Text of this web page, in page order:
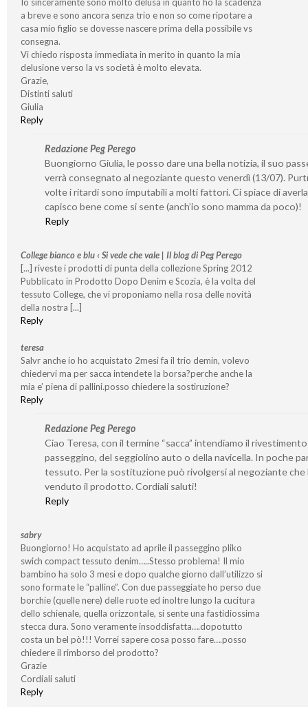
a breve e sono ancora senza trio e non so come ripotare a
casa mio figlio se dovesse nascere prima della possibile vs
consegna.
Vi chiedo risposta immediata in merito in quanto la mia
delusione verso la vs società è molto elevata.
Grazie,
Distinti saluti
Giulia
Reply
Redazione Peg Perego
Buongiorno Giulia, le posso dare una bella notizia, il suo
verrà consegnato al negoziante questo venerdì (13/07).
volte i ritardi sono imputabili a molti fattori. Ci spiace di
capisco bene come si sente (anch’io sono mamma da poco)!
Reply
College bianco e blu ‹ Si vede che vale | Il blog di Peg Perego
[...] riveste i prodotti di punta della collezione Spring 2012
Pubblicato in Prodotto Dopo Denim e Scozia, è la volta del
tessuto College, che vi proponiamo nella rosa delle novità
della nostra [...]
Reply
teresa
Salvr anche io ho acquistato 2mesi fa il trio demin, volevo
chiedervi ma per sacca intendete la borsa?perche anche la
mia e’ piena di pallini.posso chiedere la sostiruzione?
Reply
Redazione Peg Perego
Ciao Teresa, con il termine “sacca” intendiamo il
passeggino, del seggiolino auto o della navicella. In poche
tessuto. Per la sostituzione può rivolgersi al negoziante che
venduto il prodotto. Cordiali saluti!
Reply
sabry
Buongiorno! Ho acquistato ad aprile il passeggino pliko
swich compact tessuto denim…..Stesso problema! Il mio
bambino ha solo 3 mesi e dopo qualche giorno dall’utilizzo si
sono formate le “palline”. Con due passeggiate ho perso due
borchie (quelle nere) delle ruote ed inoltre lungo la cucitura
dello schienale, quella orizzontale, si sente una fastidiossima
stecca dura. Sono veramente insoddisfatta….dopotutto
costa un bel pò!!! Vorrei sapere cosa posso fare….posso
chiedere il rimborso del prodotto?
Grazie
Cordiali saluti
Reply